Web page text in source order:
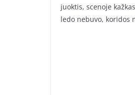
juoktis, scenoje
ledo nebuvo, koridos